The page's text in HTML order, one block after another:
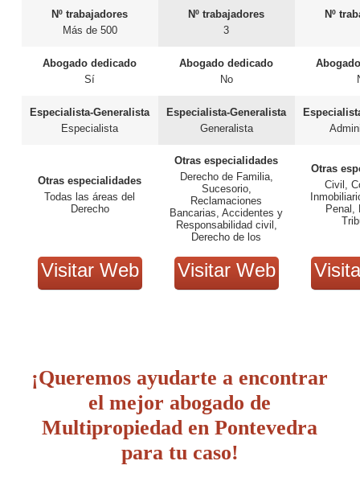
Nº trabajadores
Más de 500
Abogado dedicado
Sí
Especialista-Generalista
Especialista
Otras especialidades
Todas las áreas del
Derecho
Visitar Web
Nº trabajadores
3
Abogado dedicado
No
Especialista-Generalista
Generalista
Otras especialidades
Derecho de Familia,
Sucesorio,
Reclamaciones
Bancarias, Accidentes y
Responsabilidad civil,
Derecho de los
Visitar Web
Nº
Otras
Civil,
Penal,
¡Queremos ayudarte a encontrar
el mejor abogado de
Multipropiedad en Pontevedra
para tu caso!